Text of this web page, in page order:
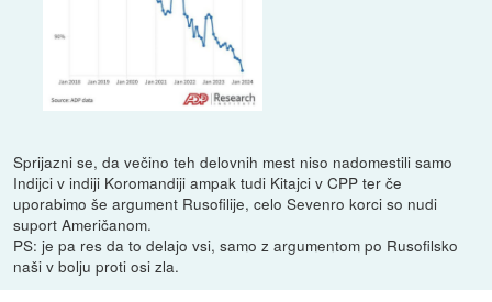
Sprijazni se, da večino teh delovnih mest niso nadomestili samo
Indijci v indiji Koromandiji ampak tudi Kitajci v CPP ter če
uporabimo še argument Rusofilije, celo Sevenro korci so nudi
suport Američanom.
PS: je pa res da to delajo vsi, samo z argumentom po Rusofilsko
naši v bolju proti osi zla.